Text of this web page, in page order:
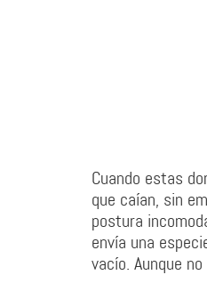
Cuando estas
que caían, sin
postura
envía una
vacío. Aunque